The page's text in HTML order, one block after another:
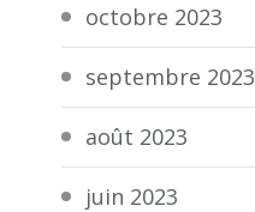
octobre 2023
septembre 2023
août 2023
juin 2023